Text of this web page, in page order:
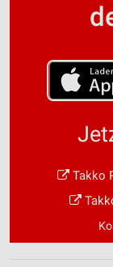
Takko